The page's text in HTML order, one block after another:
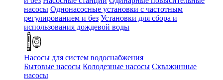
насосы Однонасосные установки с частотным
регулированием и без Установки для сбора и
использования дождевой воды
Насосы для систем водоснабжения
Бытовые насосы Колодезные насосы Скважинные
насосы